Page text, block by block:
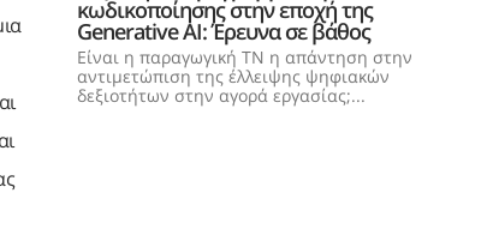
κωδικοποίησης στην εποχή της
Generative AI: Έρευνα σε βάθος
Είναι η παραγωγική ΤΝ η απάντηση στην
αντιμετώπιση της έλλειψης ψηφιακών
δεξιοτήτων στην αγορά εργασίας;...